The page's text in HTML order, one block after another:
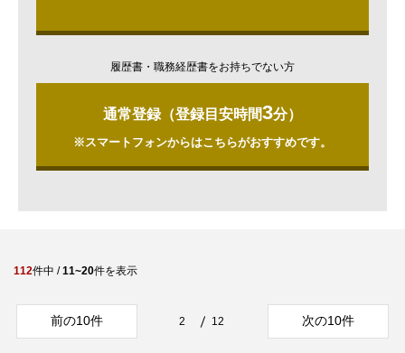
履歴書・職務経歴書をお持ちでない方
通常登録（登録目安時間3分）
※スマートフォンからはこちらがおすすめです。
112件中 /11~20件を表示
前の10件 2 12 次の10件